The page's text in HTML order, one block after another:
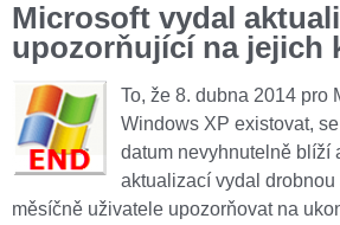
Microsoft vydal
upozorňující na jejich
To, že 8. dubna 2014 pro
Windows XP existovat,
datum nevyhnutelně blíží
aktualizací vydal
měsíčně uživatele upozorňovat na